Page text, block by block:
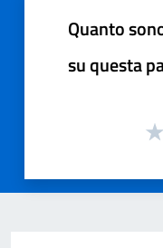
Quanto
su questa